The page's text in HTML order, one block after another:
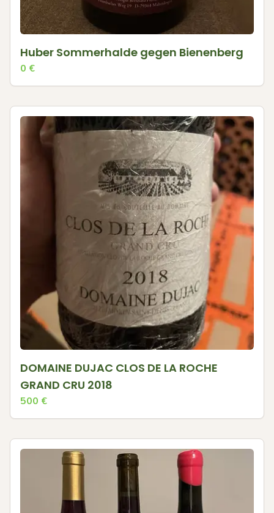
Huber Sommerhalde gegen Bienenberg
0 €
DOMAINE DUJAC CLOS DE LA ROCHE
GRAND CRU 2018
500 €